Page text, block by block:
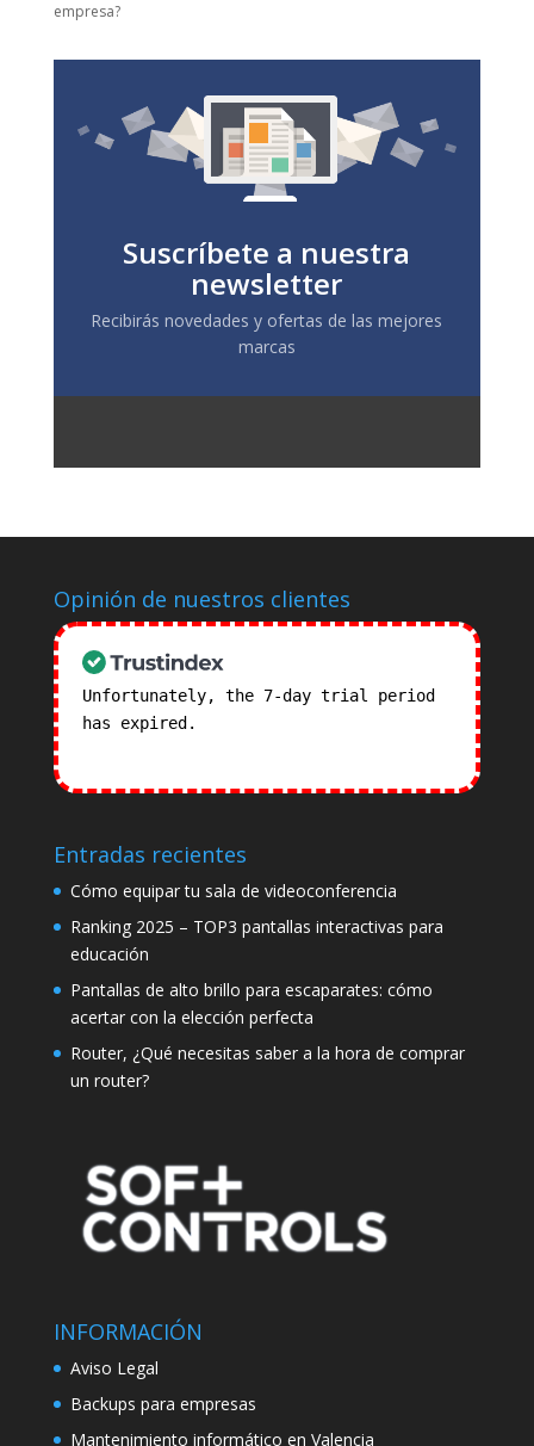
empresa?
Suscríbete a nuestra
newsletter
Recibirás novedades y ofertas de las mejores
marcas
Opinión de nuestros clientes
Unfortunately, the 7-day trial period
has expired.
Entradas recientes
Cómo equipar tu sala de videoconferencia
Ranking 2025 – TOP3 pantallas interactivas para
educación
Pantallas de alto brillo para escaparates: cómo
acertar con la elección perfecta
Router, ¿Qué necesitas saber a la hora de comprar
un router?
INFORMACIÓN
Aviso Legal
Backups para empresas
Mantenimiento informático en Valencia